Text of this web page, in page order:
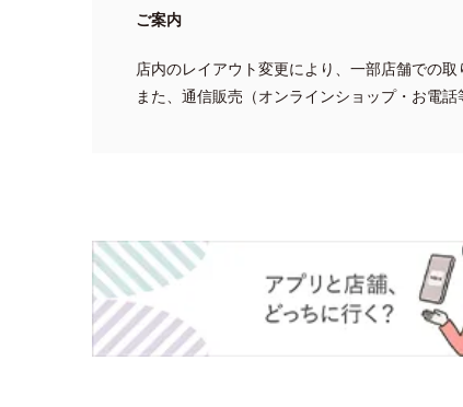
ご案内
店内のレイアウト変更により、一部店舗での
また、通信販売（オンラインショップ・お電